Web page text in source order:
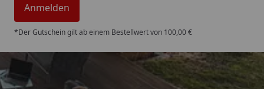
Anmelden
*Der Gutschein gilt ab einem Bestellwert von 100,00 €